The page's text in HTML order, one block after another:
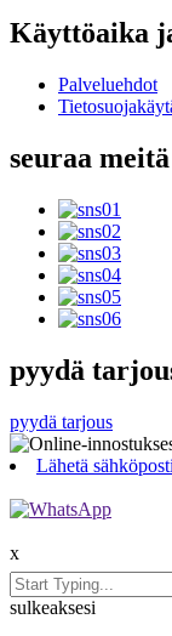
Käyttöaika
Palveluehdot
seuraa meitä
pyydä
pyydä tarjous
Lähetä
x
sulkeaksesi